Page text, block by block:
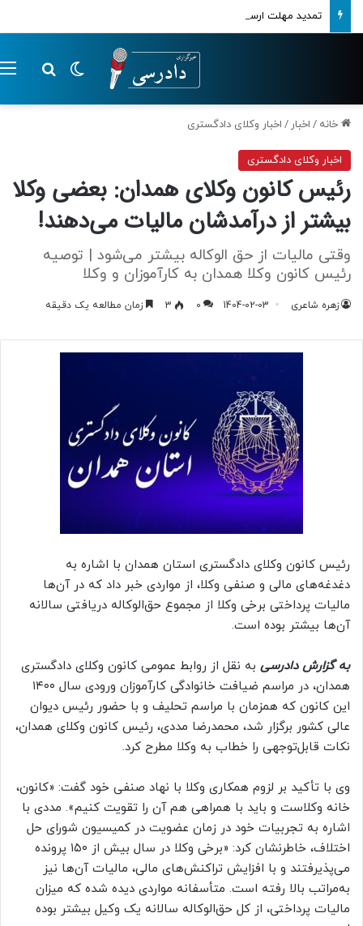
تمدید مهلت ارسال اظهارنامه‌های مالیاتی تا پایان تابستان 1405
تغییر پوسته
خانه / اخبار / اخبار وکلای دادگستری
اخبار وکلای دادگستری
رئیس کانون وکلای همدان: بعضی وکلا
بیشتر از درآمدشان مالیات می‌دهند!
وقتی مالیات از حق الوکاله بیشتر می‌شود | توصیه
رئیس کانون وکلا همدان به کارآموزان و وکلا
زهره شاعری 1404-02-03
0
3 زمان مطالعه یک دقیقه
رئیس کانون وکلای دادگستری استان همدان با اشاره به
دغدغه‌های مالی و صنفی وکلا، از مواردی خبر داد که در آن‌ها
مالیات پرداختی برخی وکلا از مجموع حق‌الوکاله دریافتی سالانه
آن‌ها بیشتر بوده است.
به گزارش دادرسی به نقل از روابط عمومی کانون وکلای دادگستری
همدان، در مراسم ضیافت خانوادگی کارآموزان ورودی سال ۱۴۰۰
این کانون که همزمان با مراسم تحلیف و با حضور رئیس دیوان
عالی کشور برگزار شد، محمدرضا مددی، رئیس کانون وکلای همدان،
نکات قابل‌توجهی را خطاب به وکلا مطرح کرد.
وی با تأکید بر لزوم همکاری وکلا با نهاد صنفی خود گفت: «کانون،
خانه وکلاست و باید با همراهی هم آن را تقویت کنیم». مددی با
اشاره به تجربیات خود در زمان عضویت در کمیسیون شورای حل
اختلاف، خاطرنشان کرد: «برخی وکلا در سال بیش از ۱۵۰ پرونده
می‌پذیرفتند و با افزایش تراکنش‌های مالی، مالیات آن‌ها نیز
به‌مراتب بالا رفته است. متأسفانه مواردی دیده شده که میزان
مالیات پرداختی، از کل حق‌الوکاله سالانه یک وکیل بیشتر بوده